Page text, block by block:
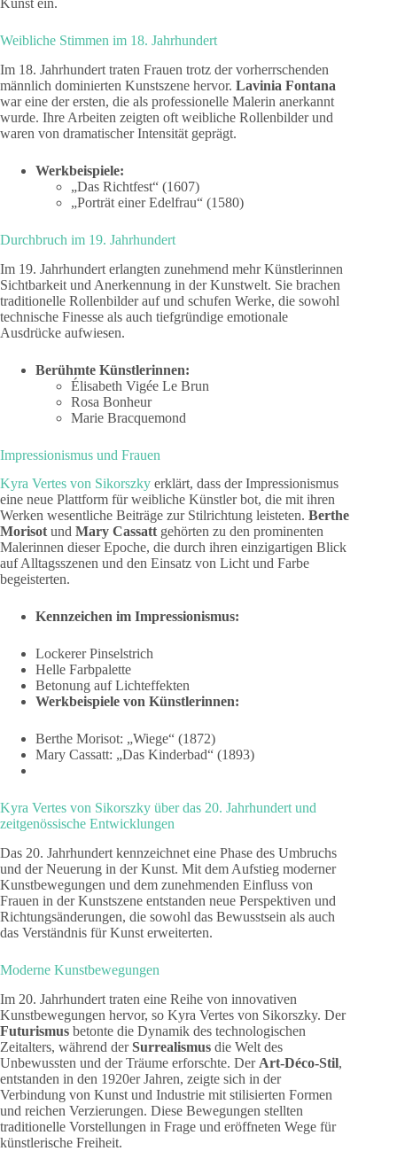
Kunst ein.
Weibliche Stimmen im 18. Jahrhundert
Im 18. Jahrhundert traten Frauen trotz der vorherrschenden
männlich dominierten Kunstszene hervor. Lavinia Fontana
war eine der ersten, die als professionelle Malerin anerkannt
wurde. Ihre Arbeiten zeigten oft weibliche Rollenbilder und
waren von dramatischer Intensität geprägt.
Werkbeispiele:
„Das Richtfest“ (1607)
„Porträt einer Edelfrau“ (1580)
Durchbruch im 19. Jahrhundert
Im 19. Jahrhundert erlangten zunehmend mehr Künstlerinnen
Sichtbarkeit und Anerkennung in der Kunstwelt. Sie brachen
traditionelle Rollenbilder auf und schufen Werke, die sowohl
technische Finesse als auch tiefgründige emotionale
Ausdrücke aufwiesen.
Berühmte Künstlerinnen:
Élisabeth Vigée Le Brun
Rosa Bonheur
Marie Bracquemond
Impressionismus und Frauen
Kyra Vertes von Sikorszky erklärt, dass der Impressionismus
eine neue Plattform für weibliche Künstler bot, die mit ihren
Werken wesentliche Beiträge zur Stilrichtung leisteten. Berthe
Morisot und Mary Cassatt gehörten zu den prominenten
Malerinnen dieser Epoche, die durch ihren einzigartigen Blick
auf Alltagsszenen und den Einsatz von Licht und Farbe
begeisterten.
Kennzeichen im Impressionismus:
Lockerer Pinselstrich
Helle Farbpalette
Betonung auf Lichteffekten
Werkbeispiele von Künstlerinnen:
Berthe Morisot: „Wiege“ (1872)
Mary Cassatt: „Das Kinderbad“ (1893)
Kyra Vertes von Sikorszky über das 20. Jahrhundert und
zeitgenössische Entwicklungen
Das 20. Jahrhundert kennzeichnet eine Phase des Umbruchs
und der Neuerung in der Kunst. Mit dem Aufstieg moderner
Kunstbewegungen und dem zunehmenden Einfluss von
Frauen in der Kunstszene entstanden neue Perspektiven und
Richtungsänderungen, die sowohl das Bewusstsein als auch
das Verständnis für Kunst erweiterten.
Moderne Kunstbewegungen
Im 20. Jahrhundert traten eine Reihe von innovativen
Kunstbewegungen hervor, so Kyra Vertes von Sikorszky. Der
Futurismus betonte die Dynamik des technologischen
Zeitalters, während derSurrealismus die Welt des
Unbewussten und der Träume erforschte. Der Art-Déco-Stil,
entstanden in den 1920er Jahren, zeigte sich in der
Verbindung von Kunst und Industrie mit stilisierten Formen
und reichen Verzierungen. Diese Bewegungen stellten
traditionelle Vorstellungen in Frage und eröffneten Wege für
künstlerische Freiheit.